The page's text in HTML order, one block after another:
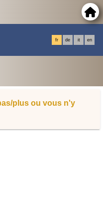
fr de it en
plus ou vous n'y